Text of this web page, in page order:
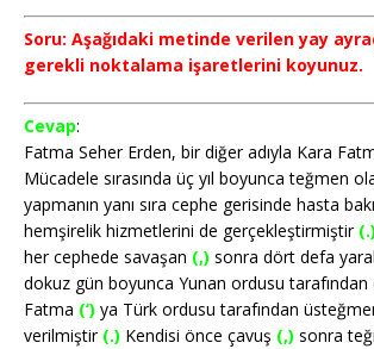
Soru: Aşağıdaki metinde verilen yay
gerekli noktalama işaretlerini koyunuz.
Cevap:
Fatma Seher Erden, bir diğer adıyla Kara
Mücadele sırasında üç yıl boyunca teğmen
yapmanın yanı sıra cephe gerisinde hasta
hemşirelik hizmetlerini de gerçekleştirmiştir (.)
her cephede savaşan (,) sonra dört defa
dokuz gün boyunca Yunan ordusu
Fatma (‘) ya Türk ordusu tarafından
verilmiştir (.) Kendisi önce çavuş (,) sonra